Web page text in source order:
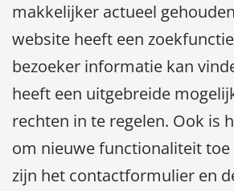
makkelijker actueel
website heeft een
bezoeker informatie kan
heeft een uitgebreide
rechten in te regelen. Ook is
om nieuwe functionaliteit toe
zijn het contactformulier en